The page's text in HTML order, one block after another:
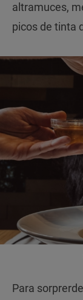
altramuces,
picos de tinta
Para